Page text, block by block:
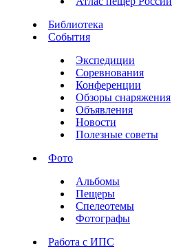
Библиотека
События
Экспедиции
Соревнования
Конференции
Обзоры снаряжения
Объявления
Новости
Полезные советы
Фото
Альбомы
Пещеры
Спелеотемы
Фотографы
Работа с ИПС